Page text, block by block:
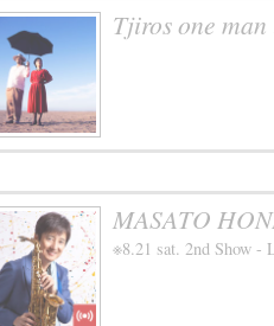
Tjiros one
MASATO
※8.21 sat. 2nd Show -